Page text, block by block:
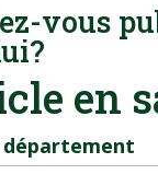
vous
en
département